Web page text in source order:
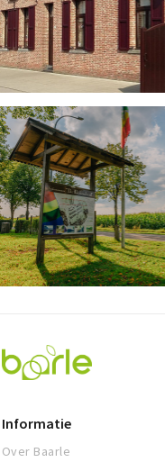
Visit
Baarle
Informatie
Over Baarle